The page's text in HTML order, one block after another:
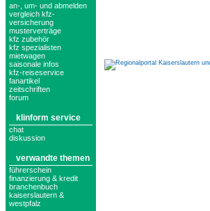
an-, um- und abmelden
vergleich kfz-
versicherung
musterverträge
kfz zubehör
kfz spezialisten
mietwagen
saisonale infos
kfz-reiseservice
fanartikel
zeitschriften
forum
klinform service
chat
diskussion
verwandte themen
führerschein
finanzierung & kredit
branchenbuch
kaiserslautern &
westpfalz